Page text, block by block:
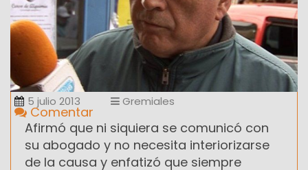
5 julio 2013 Gremiales
Comentar
Afirmó que ni siquiera se comunicó con
su abogado y no necesita interiorizarse
de la causa y enfatizó que siempre